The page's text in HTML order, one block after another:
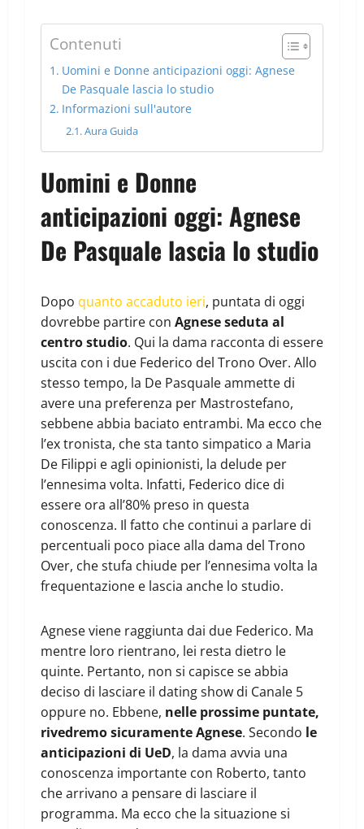
Contenuti
Uomini e Donne anticipazioni oggi: Agnese
De Pasquale lascia lo studio
Informazioni sull'autore
Aura Guida
Uomini e Donne
anticipazioni oggi: Agnese
De Pasquale lascia lo studio
Dopo quanto accaduto ieri, puntata di oggi
dovrebbe partire con Agnese seduta al
centro studio. Qui la dama racconta di essere
uscita con i due Federico del Trono Over. Allo
stesso tempo, la De Pasquale ammette di
avere una preferenza per Mastrostefano,
sebbene abbia baciato entrambi. Ma ecco che
l’ex tronista, che sta tanto simpatico a Maria
De Filippi e agli opinionisti, la delude per
l’ennesima volta. Infatti, Federico dice di
essere ora all’80% preso in questa
conoscenza. Il fatto che continui a parlare di
percentuali poco piace alla dama del Trono
Over, che stufa chiude per l’ennesima volta la
frequentazione e lascia anche lo studio.
Agnese viene raggiunta dai due Federico. Ma
mentre loro rientrano, lei resta dietro le
quinte. Pertanto, non si capisce se abbia
deciso di lasciare il dating show di Canale 5
oppure no. Ebbene, nelle prossime puntate,
rivedremo sicuramente Agnese. Secondo le
anticipazioni di UeD, la dama avvia una
conoscenza importante con Roberto, tanto
che arrivano a pensare di lasciare il
programma. Ma ecco che la situazione si